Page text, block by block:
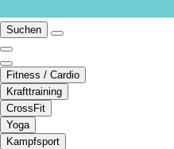
Suchen
Fitness / Cardio
Krafttraining
CrossFit
Yoga
Kampfsport